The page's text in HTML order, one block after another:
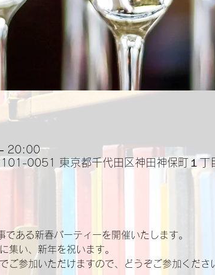
20:00
0051 東京都千代田区神田神保町１丁
である新春パーティーを開催いたします。
集い、新年を祝います。
ご参加いただけますので、どうぞご参加くださ